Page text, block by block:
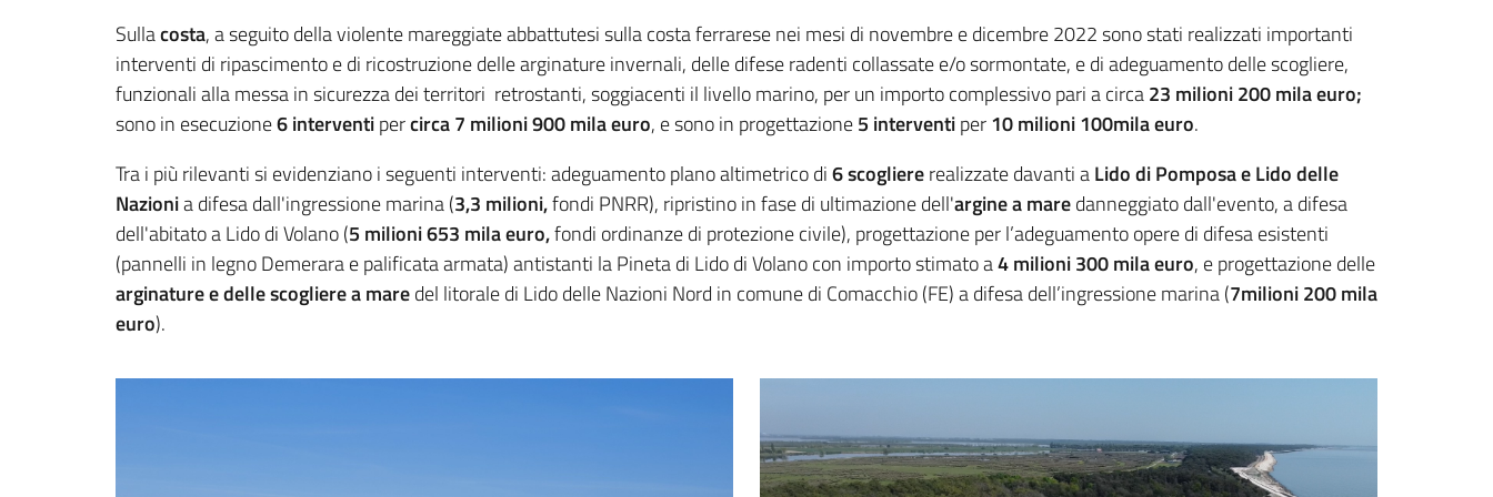
Sullacosta, a seguito della violente mareggiate abbattutesi sulla costa ferrarese nei mesi di novembre e dicembre 2022 sono stati realizzati importanti
interventi di ripascimento e di ricostruzione delle arginature invernali, delle difese radenti collassate e/o sormontate, e di adeguamento delle scogliere,
funzionali alla messa in sicurezza dei territori retrostanti, soggiacenti il livello marino, per un importo complessivo pari a circa23 milioni 200 mila euro;
sono in esecuzione6 interventipercirca 7 milioni 900 mila euro, e sono in progettazione5 interventiper10 milioni 100mila euro.
Tra i più rilevanti si evidenziano i seguenti interventi: adeguamento plano altimetrico di6scogliererealizzate davanti aLido di Pomposa e Lido delle
Nazionia difesa dall'ingressione marina (3,3 milioni,fondi PNRR), ripristino in fase di ultimazione dell'argine a maredanneggiato dall'evento, a difesa
dell'abitato a Lido di Volano (5 milioni 653 mila euro,fondi ordinanze di protezione civile), progettazione per l’adeguamento opere di difesa esistenti
(pannelli in legno Demerara e palificata armata) antistanti la Pineta di Lido di Volano con importo stimato a4 milioni 300 mila euro, e progettazione delle
arginature e delle scogliere a maredel litorale di Lido delle Nazioni Nord in comune di Comacchio (FE) a difesa dell’ingressione marina (7milioni 200 mila
euro).